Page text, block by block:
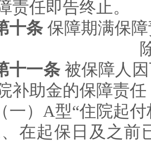
责任即告终止。
十条 保障期满保
十一条 被保障人
补助金的保障责任
（一） A型“住院起
、在起保日及之前